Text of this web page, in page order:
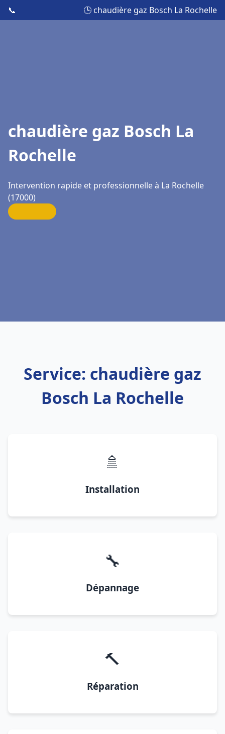
📞 🕒 chaudière gaz Bosch La Rochelle
chaudière gaz Bosch La
Rochelle
Intervention rapide et professionnelle à La Rochelle
(17000)
Service: chaudière gaz
Bosch La Rochelle
🚿
Installation
🔧
Dépannage
🔨
Réparation